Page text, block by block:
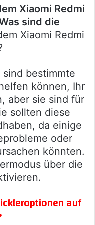
Xiaomi Redmi
sind die
Xiaomi Redmi
bestimmte
können, Ihr
aber sie sind für
sollten diese
da einige
oder
könnten.
über die
auf